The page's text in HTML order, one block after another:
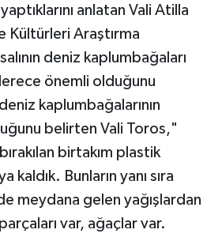
anlatan Vali Atilla
Kültürleri Araştırma
deniz kaplumbağaları
önemli olduğunu
kaplumbağalarının
belirten Vali Toros,"
birtakım plastik
kaldık. Bunların yanı sıra
meydana gelen yağışlardan
var, ağaçlar var.